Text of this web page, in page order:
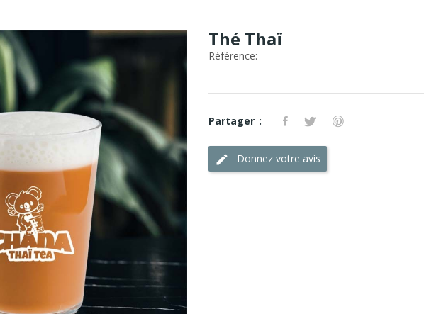
Thé Thaï
Référence:
Partager
Donnez votre avis